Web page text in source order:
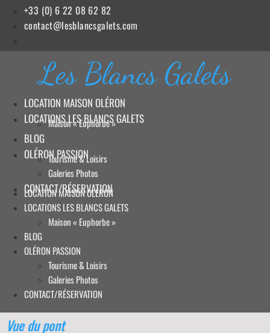
+33 (0) 6 22 08 62 82
contact@lesblancsgalets.com
Les Blancs Galets
LOCATION MAISON OLÉRON
LOCATIONS LES BLANCS GALETS
Maison « Euphorbe »
BLOG
OLÉRON PASSION
Tourisme & Loisirs
Galeries Photos
CONTACT/RÉSERVATION
LOCATION MAISON OLÉRON
LOCATIONS LES BLANCS GALETS
Maison « Euphorbe »
BLOG
OLÉRON PASSION
Tourisme & Loisirs
Galeries Photos
CONTACT/RÉSERVATION
Vue du pont